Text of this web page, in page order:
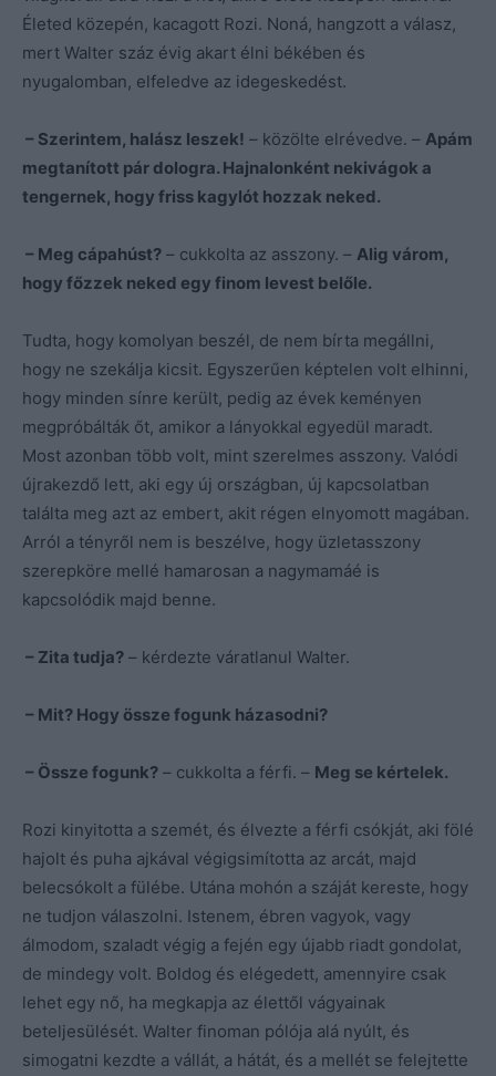
Életed közepén, kacagott Rozi. Noná, hangzott a válasz,
mert Walter száz évig akart élni békében és
nyugalomban, elfeledve az idegeskedést.
– Szerintem, halász leszek! – közölte elrévedve. – Apám
megtanított pár dologra. Hajnalonként nekivágok a
tengernek, hogy friss kagylót hozzak neked.
– Meg cápahúst? – cukkolta az asszony. – Alig várom,
hogy főzzek neked egy finom levest belőle.
Tudta, hogy komolyan beszél, de nem bírta megállni,
hogy ne szekálja kicsit. Egyszerűen képtelen volt elhinni,
hogy minden sínre került, pedig az évek keményen
megpróbálták őt, amikor a lányokkal egyedül maradt.
Most azonban több volt, mint szerelmes asszony. Valódi
újrakezdő lett, aki egy új országban, új kapcsolatban
találta meg azt az embert, akit régen elnyomott magában.
Arról a tényről nem is beszélve, hogy üzletasszony
szerepköre mellé hamarosan a nagymamáé is
kapcsolódik majd benne.
– Zita tudja? – kérdezte váratlanul Walter.
– Mit? Hogy össze fogunk házasodni?
– Össze fogunk? – cukkolta a férfi. – Meg se kértelek.
Rozi kinyitotta a szemét, és élvezte a férfi csókját, aki fölé
hajolt és puha ajkával végigsimította az arcát, majd
belecsókolt a fülébe. Utána mohón a száját kereste, hogy
ne tudjon válaszolni. Istenem, ébren vagyok, vagy
álmodom, szaladt végig a fején egy újabb riadt gondolat,
de mindegy volt. Boldog és elégedett, amennyire csak
lehet egy nő, ha megkapja az élettől vágyainak
beteljesülését. Walter finoman pólója alá nyúlt, és
simogatni kezdte a vállát, a hátát, és a mellét se felejtette